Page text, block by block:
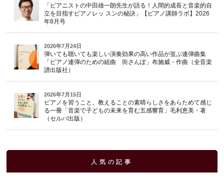
「ピアニストの中田雄一朗先生が語る！人間的成長と音楽的自
立を目指すピアノレッ スンの秘訣」【ピアノ講師ラボ】2026
年8月号
2026年7月24日
弾いても聴いても楽しい演奏効果の高い作品が並ぶ連弾曲集
「ピアノ連弾のための組曲 街さんぽ」布施威・作曲（全音楽
譜出版社）
2026年7月15日
ピアノを習うこと、教えることの素晴らしさをあらためて感じ
る一冊「音楽で子どもの未来を育む五感響育」毛利恵美・著
（セルバ出版）
人気の記事